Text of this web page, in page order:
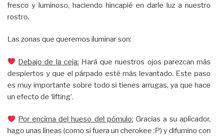
fresco y luminoso, haciendo hincapié en darle luz a nuestro
rostro.
Las zonas que queremos iluminar son:
Debajo de la ceja: Hará que nuestros ojos parezcan más
despiertos y que el párpado esté más levantado. Este paso
es muy importante sobre todo si tienes arrugas, ya que hace
un efecto de ‘lifting’.
Por encima del hueso del pómulo: Gracias a su aplicador,
hago unas líneas (como si fuera un cherokee :P) y difumino con